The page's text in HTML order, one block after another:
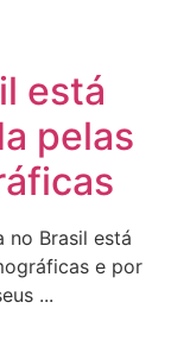
está
pelas
no Brasil está
e por
...